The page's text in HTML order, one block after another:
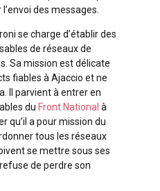
des messages.
se charge d’établir des
de réseaux de
Sa mission est délicate
fiables à Ajaccio et ne
Il parvient à entrer en
du Front National à
qu’il a pour mission du
tous les réseaux
se mettre sous ses
de perdre son